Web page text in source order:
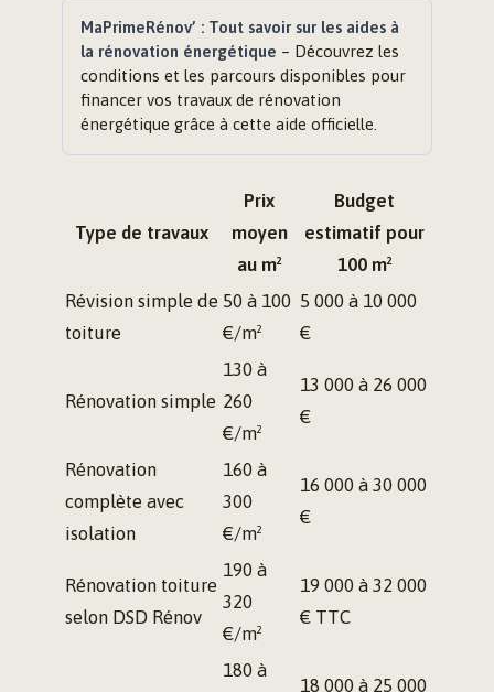
MaPrimeRénov’ : Tout savoir sur les aides à
la rénovation énergétique – Découvrez les
conditions et les parcours disponibles pour
financer vos travaux de rénovation
énergétique grâce à cette aide officielle.
Type de travaux
Prix
moyen
au m²
Budget
estimatif pour
100 m²
Révision simple de
toiture
50 à 100
€/m²
5 000 à 10 000
€
Rénovation simple
130 à
260
€/m²
13 000 à 26 000
€
Rénovation
complète avec
isolation
160 à
300
€/m²
16 000 à 30 000
€
Rénovation toiture
selon DSD Rénov
190 à
320
€/m²
19 000 à 32 000
€ TTC
180 à
18 000 à 25 000